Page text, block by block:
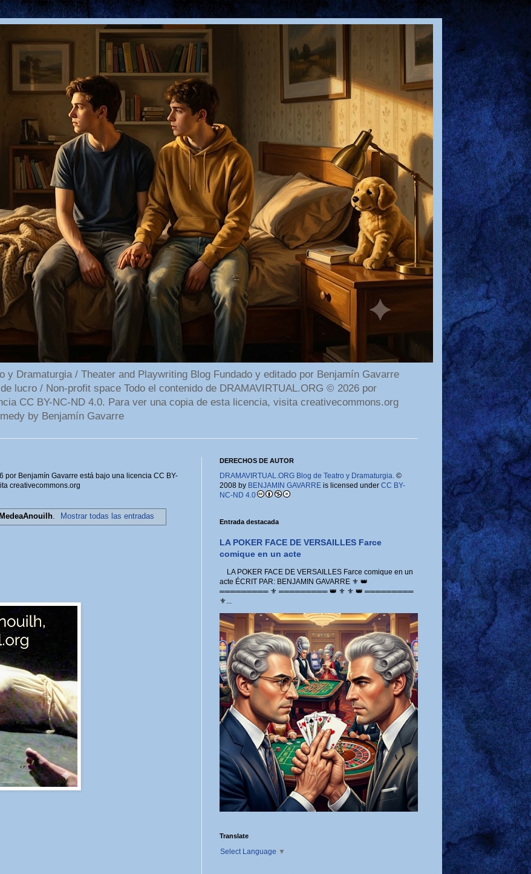
y Dramaturgia / Theater and Playwriting Blog Fundado y editado por Benjamín Gavarre
lucro / Non-profit space Todo el contenido de DRAMAVIRTUAL.ORG © 2026 por
CC BY-NC-ND 4.0. Para ver una copia de esta licencia, visita creativecommons.org
by Benjamín Gavarre
por Benjamín Gavarre está bajo una licencia CC BY-
creativecommons.org
MedeaAnouilh. Mostrar todas las entradas
DERECHOS DE AUTOR
DRAMAVIRTUAL.ORG Blog de Teatro y Dramaturgia.©
2008 by BENJAMIN GAVARREis licensed under CC BY-
NC-ND 4.0
Entrada destacada
LA POKER FACE DE VERSAILLES Farce
comique en un acte
LA POKER FACE DE VERSAILLES Farce comique en un
acte ÉCRIT PAR: BENJAMIN GAVARRE ⚜️ 👑
═════════ ⚜️ ═════════ 👑 ⚜️ ⚜️ 👑 ═════════
⚜...
Translate
Select Language ▼